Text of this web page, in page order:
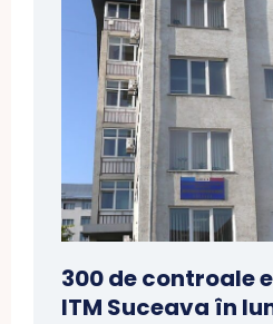
300 de controale
ITM Suceava în